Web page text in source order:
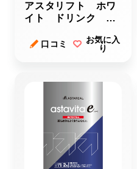
アスタリフト ホワ
イト ドリンク ホ
口コミ
お気に入
り